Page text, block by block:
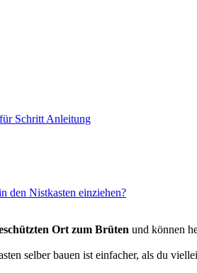
Schritt Anleitung
den Nistkasten einziehen?
Ort zum Brüten und können
selber bauen ist einfacher, als du